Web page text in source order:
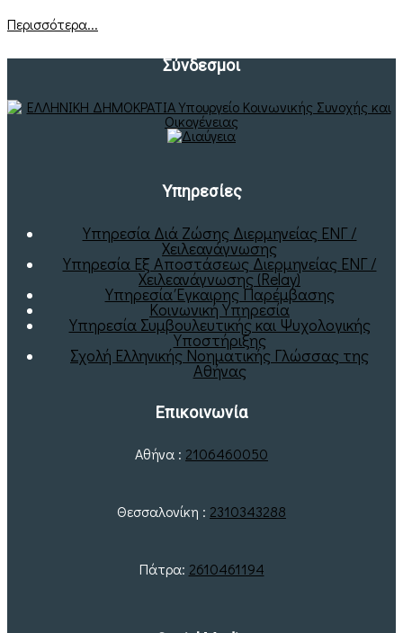
Περισσότερα...
Σύνδεσμοι
Υπηρεσίες
Υπηρεσία Διά Ζώσης Διερμηνείας ΕΝΓ /
Χειλεανάγνωσης
Υπηρεσία Εξ Αποστάσεως Διερμηνείας ΕΝΓ /
Χειλεανάγνωσης (Relay)
Υπηρεσία Έγκαιρης Παρέμβασης
Κοινωνική Υπηρεσία
Υπηρεσία Συμβουλευτικής και Ψυχολογικής
Υποστήριξης
Σχολή Ελληνικής Νοηματικής Γλώσσας της
Αθήνας
Επικοινωνία
Αθήνα : 2106460050
Θεσσαλονίκη : 2310343288
Πάτρα: 2610461194